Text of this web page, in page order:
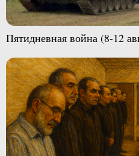
Пятидневная война (8-12